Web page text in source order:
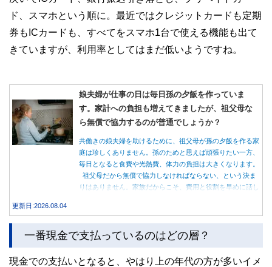
ド、スマホという順に。最近ではクレジットカードも定期
券もICカードも、すべてをスマホ1台で使える機能も出て
きていますが、利用率としてはまだ低いようですね。
娘夫婦が仕事の日は毎日孫の夕飯を作っていま
す。家計への負担も増えてきましたが、祖父母な
ら無償で協力するのが普通でしょうか？
共働きの娘夫婦を助けるために、祖父母が孫の夕飯を作る家
庭は珍しくありません。孫のためと思えば頑張りたい一方、
毎日となると食費や光熱費、体力の負担は大きくなります。
祖父母だから無償で協力しなければならない、という決ま
りはありません。家族だからこそ、費用と役割を早めに話し
更新日:2026.08.04
一番現金で支払っているのはどの層？
現金での支払いとなると、やはり上の年代の方が多いイメ